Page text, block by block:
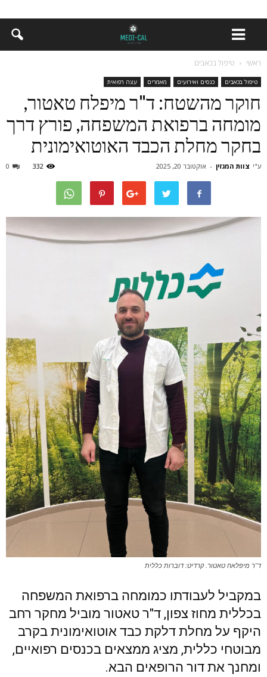
ראשי טיפול בכאבים
טיפול בכאבים כנסים ואירועים מאמרים עצה רפואית
חוקר מהשטח: ד"ר מיפלח טאטור,
מומחה ברפואת המשפחה, פורץ דרך
בחקר מחלת הכבד האוטואימונית
ע"י צוות המגזין - אוקטובר 20, 2025 0 332
ד"ר מיפלאח טאטור. קרדיט: דוברות כללית
במקביל לעבודתו כמומחה ברפואת המשפחה
בכללית מחוז צפון, ד"ר טאטור מוביל מחקר רחב
היקף על מחלת דלקת כבד אוטואימונית בקרב
מבוטחי כללית, מציג ממצאים בכנסים רפואיים,
ומחנך את דור הרופאים הבא.